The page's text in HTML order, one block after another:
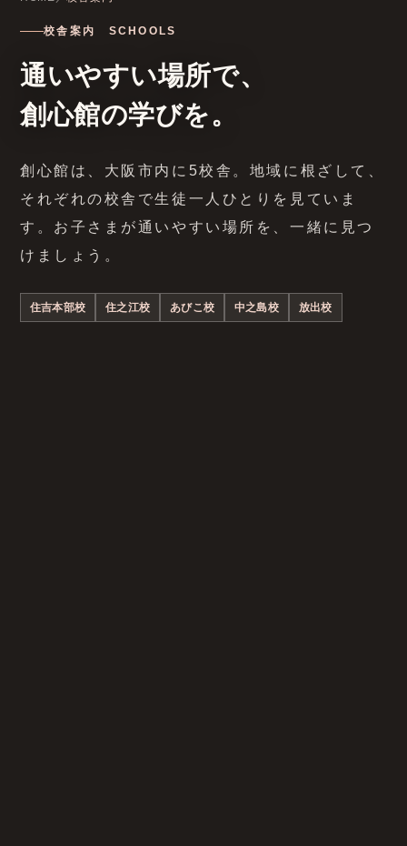
校舎案内 SCHOOLS
通いやすい場所で、
創心館の学びを。
創心館は、大阪市内に5校舎。地域に根ざして、
それぞれの校舎で生徒一人ひとりを見ていま
す。お子さまが通いやすい場所を、一緒に見つ
けましょう。
住吉本部校 住之江校 あびこ校 中之島校 放出校